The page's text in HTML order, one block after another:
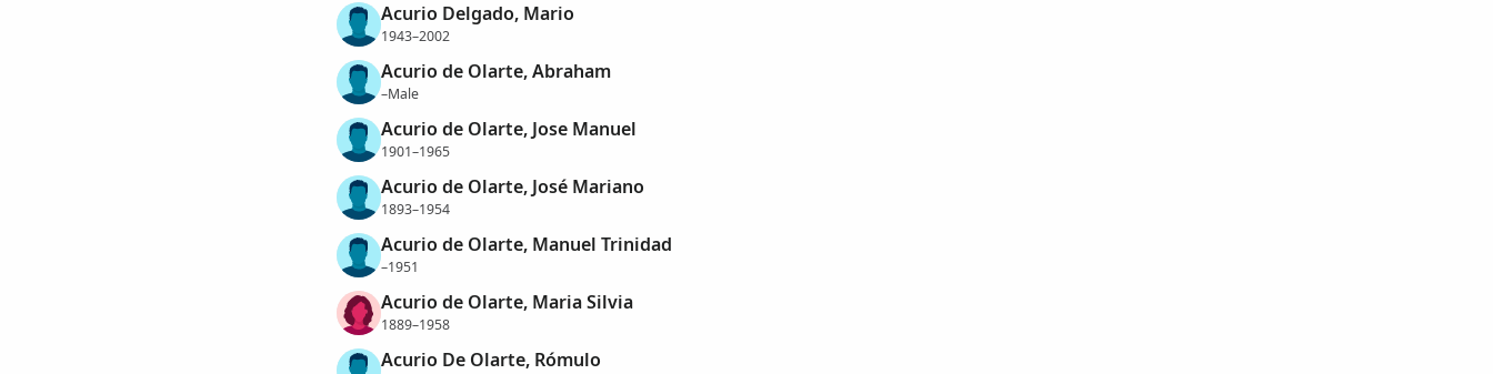
Acurio Delgado, Mario
1943–2002
Acurio de Olarte, Abraham
–Male
Acurio de Olarte, Jose Manuel
1901–1965
Acurio de Olarte, José Mariano
1893–1954
Acurio de Olarte, Manuel Trinidad
–1951
Acurio de Olarte, Maria Silvia
1889–1958
Acurio De Olarte, Rómulo